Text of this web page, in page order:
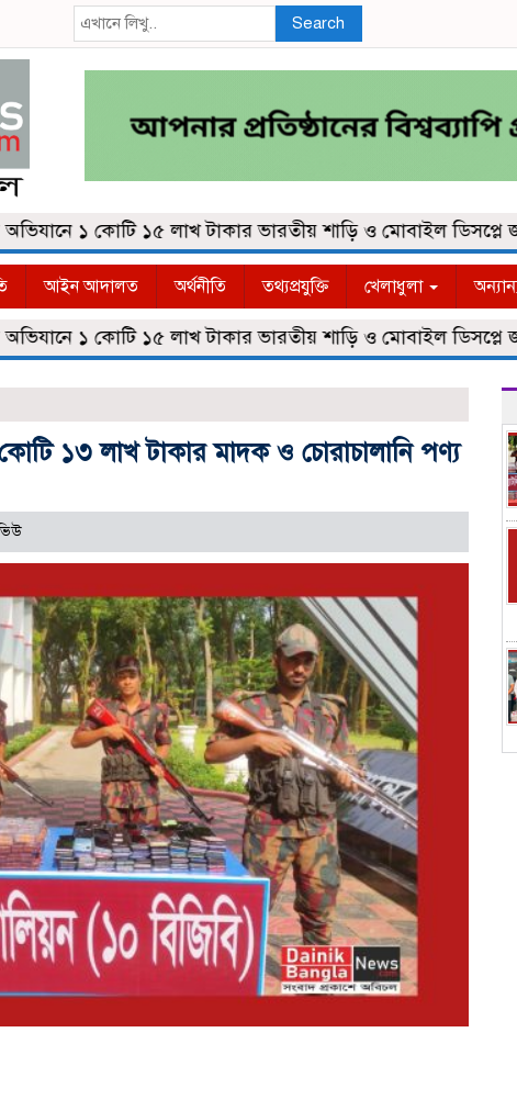
Search
১ কোটি ১৫ লাখ টাকার ভারতীয় শাড়ি ও মোবাইল ডিসপ্লে জব্দ
আইন আদালত অর্থনীতি তথ্যপ্রযুক্তি খেলাধুলা
১ কোটি ১৫ লাখ টাকার ভারতীয় শাড়ি ও মোবাইল ডিসপ্লে জব্দ
কোটি ১৩ লাখ টাকার মাদক ও চোরাচালানি পণ্য